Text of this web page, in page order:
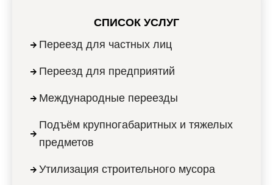
СПИСОК УСЛУГ
Переезд для частных лиц
Переезд для предприятий
Международные переезды
Подъём крупногабаритных и тяжелых
предметов
Утилизация строительного мусора